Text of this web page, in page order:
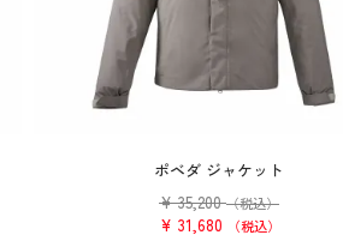
ポベダ ジャケット
¥ 35,200 （税込）
¥ 31,680 税込